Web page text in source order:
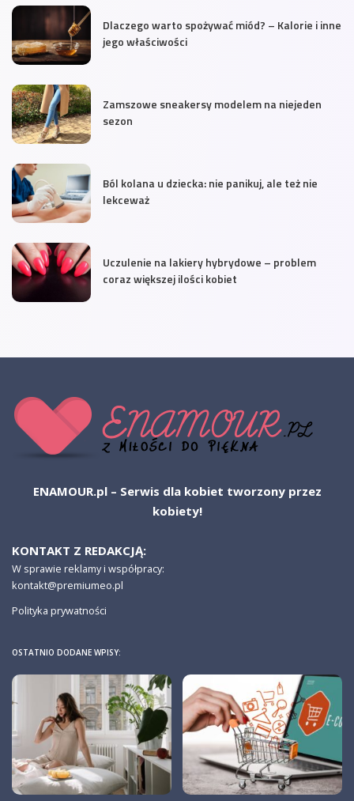
Dlaczego warto spożywać miód? – Kalorie i inne
jego właściwości
Zamszowe sneakersy modelem na niejeden
sezon
Ból kolana u dziecka: nie panikuj, ale też nie
lekceważ
Uczulenie na lakiery hybrydowe – problem
coraz większej ilości kobiet
ENAMOUR.pl – Serwis dla kobiet tworzony przez
kobiety!
KONTAKT Z REDAKCJĄ:
W sprawie reklamy i współpracy:
kontakt@premiumeo.pl
Polityka prywatności
OSTATNIO DODANE WPISY: